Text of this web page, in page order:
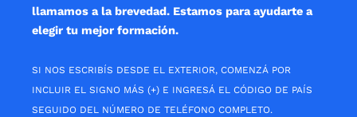
llamamos a la brevedad. Estamos para ayudarte a
elegir tu mejor formación.
SI NOS ESCRIBÍS DESDE EL EXTERIOR, COMENZÁ POR
INCLUIR EL SIGNO MÁS (+) E INGRESÁ EL CÓDIGO DE PAÍS
SEGUIDO DEL NÚMERO DE TELÉFONO COMPLETO.